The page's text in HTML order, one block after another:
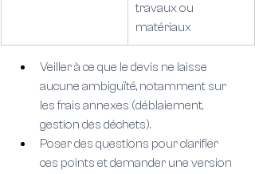
travaux ou
matériaux
Veiller à ce que le devis ne laisse
aucune ambiguïté, notamment sur
les frais annexes (déblaiement,
gestion des déchets).
Poser des questions pour clarifier
ces points et demander une version